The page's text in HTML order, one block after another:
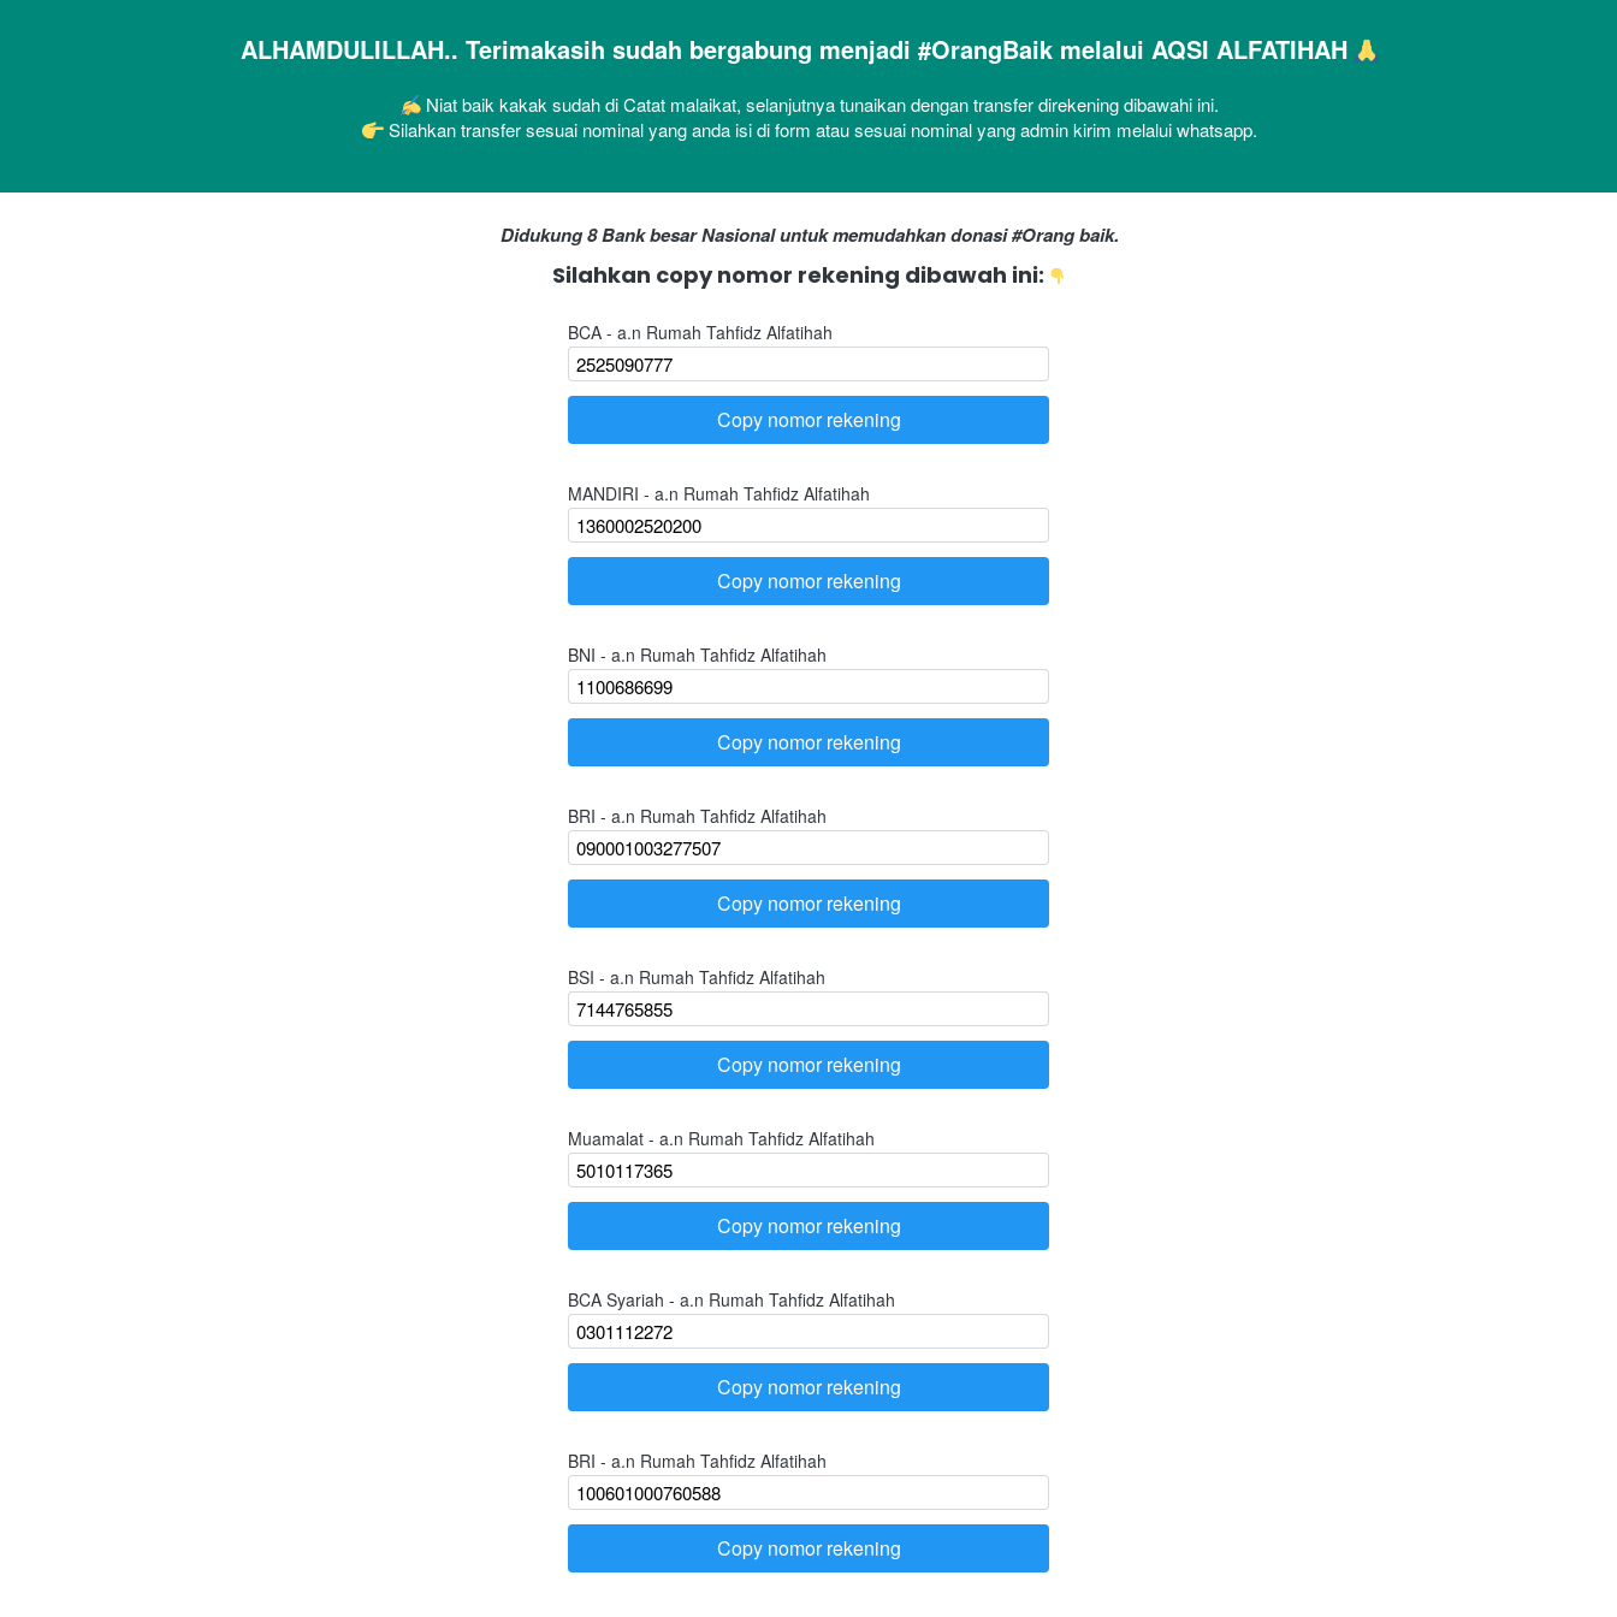
ALHAMDULILLAH.. Terimakasih sudah bergabung menjadi #OrangBaik melalui AQSI ALFATIHAH
Niat baik kakak sudah di Catat malaikat, selanjutnya tunaikan dengan transfer direkening dibawahi ini.
Silahkan transfer sesuai nominal yang anda isi di form atau sesuai nominal yang admin kirim melalui whatsapp.
Didukung 8 Bank besar Nasional untuk memudahkan donasi #Orang baik.
Silahkan copy nomor rekening dibawah ini:
BCA - a.n Rumah Tahfidz Alfatihah
`
Copy nomor rekening
MANDIRI - a.n Rumah Tahfidz Alfatihah
`
Copy nomor rekening
BNI - a.n Rumah Tahfidz Alfatihah
`
Copy nomor rekening
BRI - a.n Rumah Tahfidz Alfatihah
`
Copy nomor rekening
BSI - a.n Rumah Tahfidz Alfatihah
`
Copy nomor rekening
Muamalat - a.n Rumah Tahfidz Alfatihah
`
Copy nomor rekening
BCA Syariah - a.n Rumah Tahfidz Alfatihah
`
Copy nomor rekening
BRI - a.n Rumah Tahfidz Alfatihah
`
Copy nomor rekening